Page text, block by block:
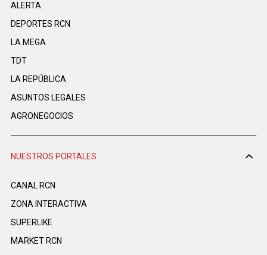
ALERTA
DEPORTES RCN
LA MEGA
TDT
LA REPÚBLICA
ASUNTOS LEGALES
AGRONEGOCIOS
NUESTROS PORTALES
CANAL RCN
ZONA INTERACTIVA
SUPERLIKE
MARKET RCN